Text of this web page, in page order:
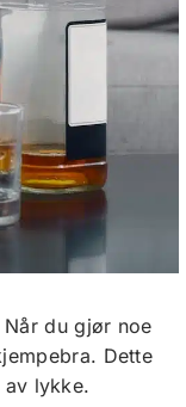
Når du gjør noe
Dette
av lykke.